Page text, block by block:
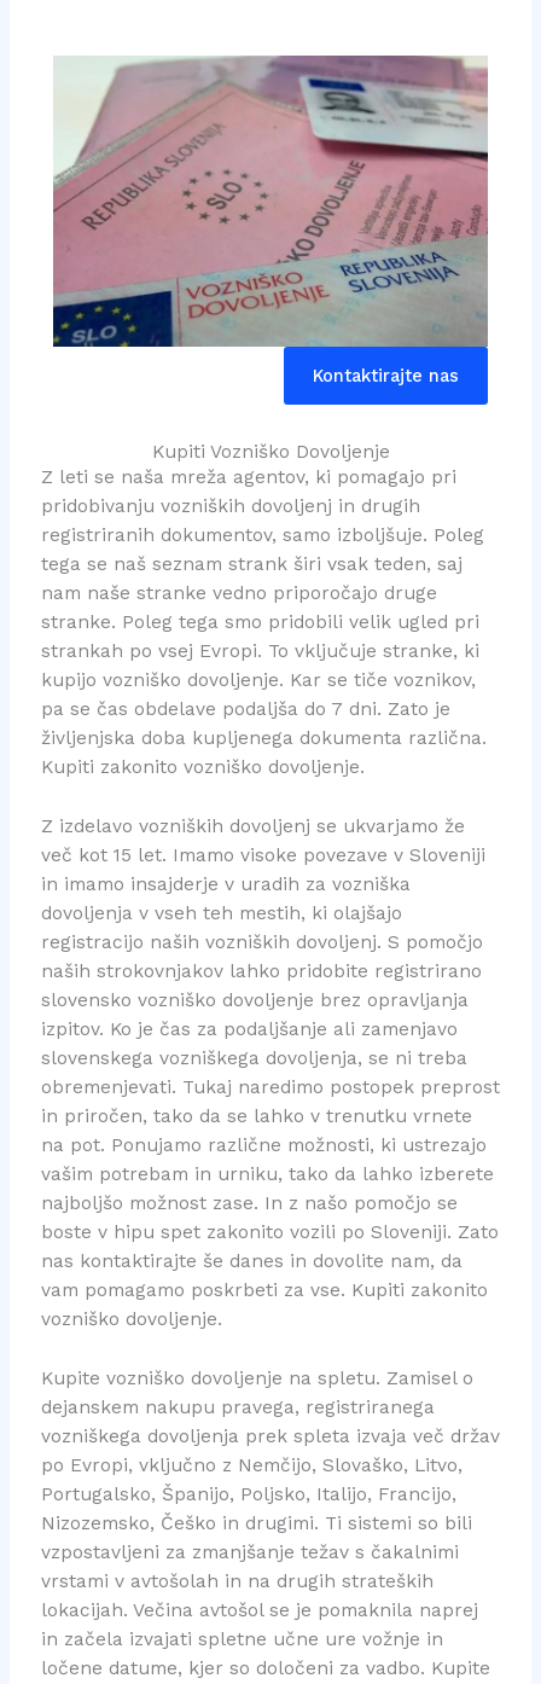
Kontaktirajte nas
Kupiti Vozniško Dovoljenje
Z leti se naša mreža agentov, ki pomagajo pri
pridobivanju vozniških dovoljenj in drugih
registriranih dokumentov, samo izboljšuje. Poleg
tega se naš seznam strank širi vsak teden, saj
nam naše stranke vedno priporočajo druge
stranke. Poleg tega smo pridobili velik ugled pri
strankah po vsej Evropi. To vključuje stranke, ki
kupijo vozniško dovoljenje. Kar se tiče voznikov,
pa se čas obdelave podaljša do 7 dni. Zato je
življenjska doba kupljenega dokumenta različna.
Kupiti zakonito vozniško dovoljenje.
Z izdelavo vozniških dovoljenj se ukvarjamo že
več kot 15 let. Imamo visoke povezave v Sloveniji
in imamo insajderje v uradih za vozniška
dovoljenja v vseh teh mestih, ki olajšajo
registracijo naših vozniških dovoljenj. S pomočjo
naših strokovnjakov lahko pridobite registrirano
slovensko vozniško dovoljenje brez opravljanja
izpitov. Ko je čas za podaljšanje ali zamenjavo
slovenskega vozniškega dovoljenja, se ni treba
obremenjevati. Tukaj naredimo postopek preprost
in priročen, tako da se lahko v trenutku vrnete
na pot. Ponujamo različne možnosti, ki ustrezajo
vašim potrebam in urniku, tako da lahko izberete
najboljšo možnost zase. In z našo pomočjo se
boste v hipu spet zakonito vozili po Sloveniji. Zato
nas kontaktirajte še danes in dovolite nam, da
vam pomagamo poskrbeti za vse. Kupiti zakonito
vozniško dovoljenje.
Kupite vozniško dovoljenje na spletu. Zamisel o
dejanskem nakupu pravega, registriranega
vozniškega dovoljenja prek spleta izvaja več držav
po Evropi, vključno z Nemčijo, Slovaško, Litvo,
Portugalsko, Španijo, Poljsko, Italijo, Francijo,
Nizozemsko, Češko in drugimi. Ti sistemi so bili
vzpostavljeni za zmanjšanje težav s čakalnimi
vrstami v avtošolah in na drugih strateških
lokacijah. Večina avtošol se je pomaknila naprej
in začela izvajati spletne učne ure vožnje in
ločene datume, kjer so določeni za vadbo. Kupite